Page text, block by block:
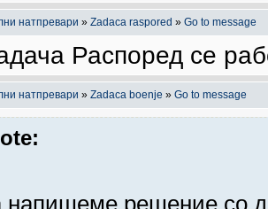
натпревари » Zadaca raspored » Go to message
Распоред се
натпревари » Zadaca boenje » Go to message
решение со